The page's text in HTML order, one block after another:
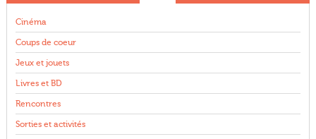
Cinéma
Coups de coeur
Jeux et jouets
Livres et BD
Rencontres
Sorties et activités